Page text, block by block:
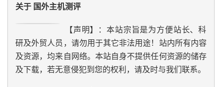
关于 国外主机测评
【声明】：本站宗旨是为方便站长、科
研及外贸人员，请勿用于其它非法用途！站内所有内容
及资源，均来自网络。本站自身不提供任何资源的储存
及下载，若无意侵犯到您的权利，请及时与我们联系。